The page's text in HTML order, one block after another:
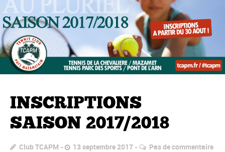
INSCRIPTIONS
SAISON 2017/2018
Club TCAPM 13 septembre 2017 Pas de commentaire